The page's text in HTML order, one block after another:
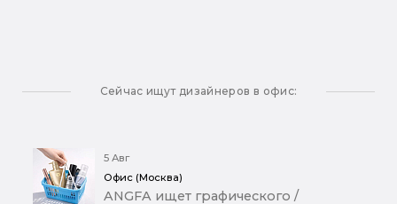
Сейчас ищут дизайнеров в офис:
5 Авг
Офис (Москва)
ANGFA ищет графического /